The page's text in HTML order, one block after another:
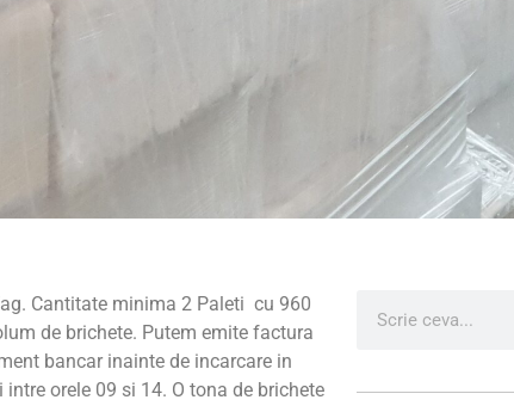
Cantitate minima 2 Paleti cu 960
de brichete. Putem emite factura
bancar inainte de incarcare in
orele 09 si 14. O tona de brichete